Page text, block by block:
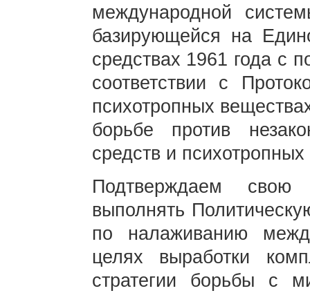
международной
базирующейся на
средствах 1961 года с
соответствии с
психотропных
борьбе против
средств и
Подтверждаем свою
выполнять
по налаживанию
целях выработки
стратегии борьбы с